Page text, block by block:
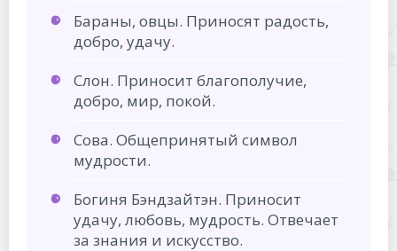
Бараны, овцы. Приносят радость,
добро, удачу.
Слон. Приносит благополучие,
добро, мир, покой.
Сова. Общепринятый символ
мудрости.
Богиня Бэндзайтэн. Приносит
удачу, любовь, мудрость. Отвечает
за знания и искусство.